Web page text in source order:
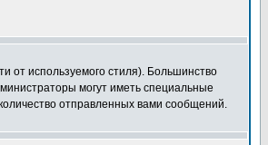
от используемого стиля). Большинство
могут иметь специальные
отправленных вами сообщений.